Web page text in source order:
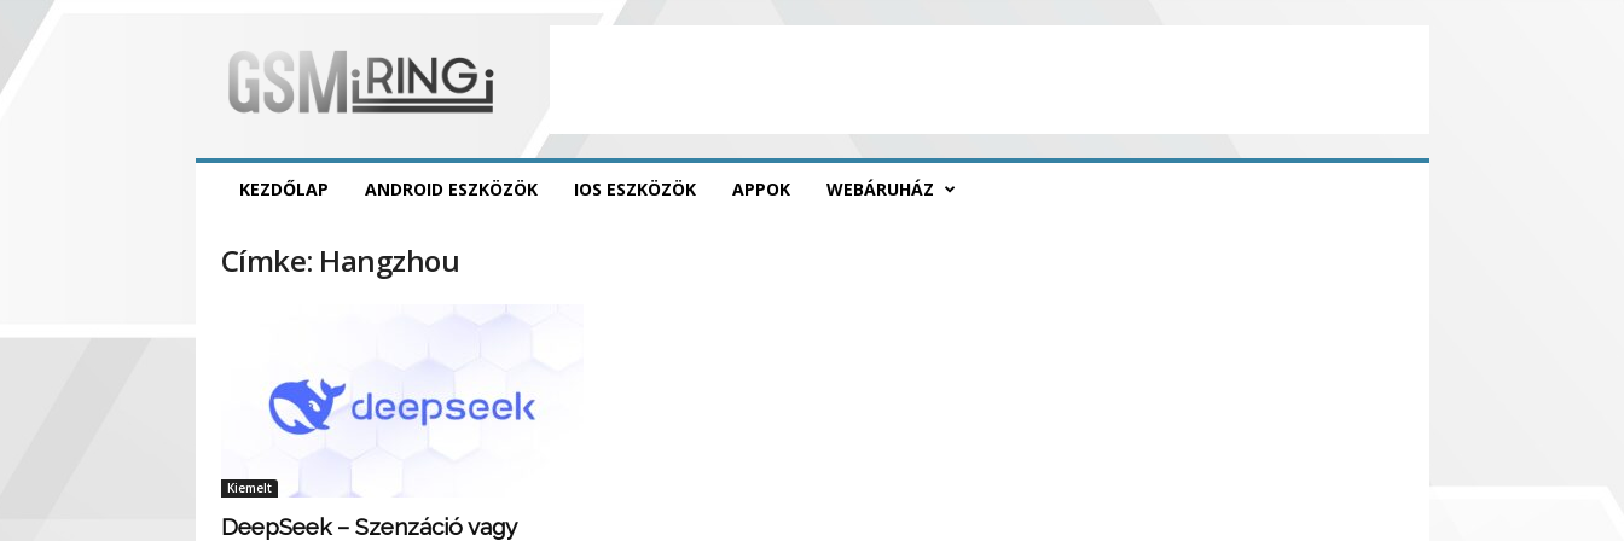
KEZDŐLAP ANDROID ESZKÖZÖK IOS ESZKÖZÖK APPOK WEBÁRUHÁZ
Címke: Hangzhou
Kiemelt
DeepSeek – Szenzáció vagy